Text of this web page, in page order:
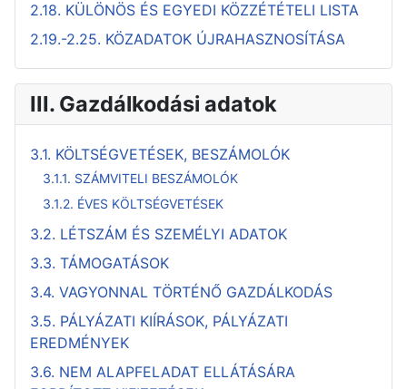
2.18. KÜLÖNÖS ÉS EGYEDI KÖZZÉTÉTELI LISTA
2.19.-2.25. KÖZADATOK ÚJRAHASZNOSÍTÁSA
III. Gazdálkodási adatok
3.1. KÖLTSÉGVETÉSEK, BESZÁMOLÓK
3.1.1. SZÁMVITELI BESZÁMOLÓK
3.1.2. ÉVES KÖLTSÉGVETÉSEK
3.2. LÉTSZÁM ÉS SZEMÉLYI ADATOK
3.3. TÁMOGATÁSOK
3.4. VAGYONNAL TÖRTÉNŐ GAZDÁLKODÁS
3.5. PÁLYÁZATI KIÍRÁSOK, PÁLYÁZATI
EREDMÉNYEK
3.6. NEM ALAPFELADAT ELLÁTÁSÁRA